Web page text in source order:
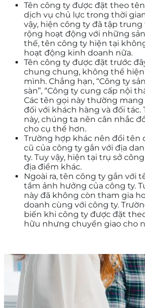
Tên công ty được đặt theo
dịch vụ chủ lực trong thời
vậy, hiện công ty đã tập
rộng hoạt động với những
thế, tên công ty hiện tại
hoạt động kinh doanh nữa.
Tên công ty được đặt trước
chung chung, không thể hiện
mình. Chẳng hạn, “Công ty
sàn”, “Công ty cung cấp nội
Các tên gọi này thường
đối với khách hàng và đối
này, chúng ta nên cân nhắc
cho cụ thể hơn.
Trường hợp khác nên đổi tên
cũ của công ty gắn với địa
ty. Tuy vậy, hiện tại trụ sở
địa điểm khác.
Ngoài ra, tên công ty gắn với
tầm ảnh hưởng của công ty.
này đã không còn tham gia
doanh cùng với công ty.
biến khi công ty được đặt
hữu nhưng chuyển giao cho